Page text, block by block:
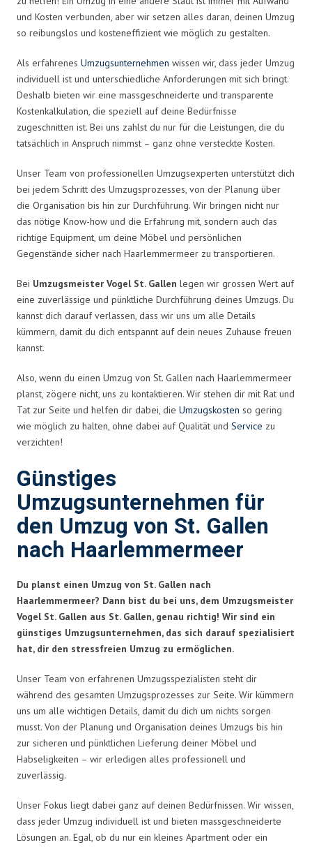
und Kosten verbunden, aber wir setzen alles daran, deinen Umzug
so reibungslos und kosteneffizient wie möglich zu gestalten.
Als erfahrenes Umzugsunternehmen wissen wir, dass jeder Umzug
individuell ist und unterschiedliche Anforderungen mit sich bringt.
Deshalb bieten wir eine massgeschneiderte und transparente
Kostenkalkulation, die speziell auf deine Bedürfnisse
zugeschnitten ist. Bei uns zahlst du nur für die Leistungen, die du
tatsächlich in Anspruch nimmst – ganz ohne versteckte Kosten.
Unser Team von professionellen Umzugsexperten unterstützt dich
bei jedem Schritt des Umzugsprozesses, von der Planung über
die Organisation bis hin zur Durchführung. Wir bringen nicht nur
das nötige Know-how und die Erfahrung mit, sondern auch das
richtige Equipment, um deine Möbel und persönlichen
Gegenstände sicher nach Haarlemmermeer zu transportieren.
Bei Umzugsmeister Vogel St. Gallen legen wir grossen Wert auf
eine zuverlässige und pünktliche Durchführung deines Umzugs. Du
kannst dich darauf verlassen, dass wir uns um alle Details
kümmern, damit du dich entspannt auf dein neues Zuhause freuen
kannst.
Also, wenn du einen Umzug von St. Gallen nach Haarlemmermeer
planst, zögere nicht, uns zu kontaktieren. Wir stehen dir mit Rat und
Tat zur Seite und helfen dir dabei, die Umzugskosten so gering
wie möglich zu halten, ohne dabei auf Qualität und Service zu
verzichten!
Günstiges
Umzugsunternehmen für
den Umzug von St. Gallen
nach Haarlemmermeer
Du planst einen Umzug von St. Gallen nach
Haarlemmermeer? Dann bist du bei uns, dem Umzugsmeister
Vogel St. Gallen aus St. Gallen, genau richtig! Wir sind ein
günstiges Umzugsunternehmen, das sich darauf spezialisiert
hat, dir den stressfreien Umzug zu ermöglichen.
Unser Team von erfahrenen Umzugsspezialisten steht dir
während des gesamten Umzugsprozesses zur Seite. Wir kümmern
uns um alle wichtigen Details, damit du dich um nichts sorgen
musst. Von der Planung und Organisation deines Umzugs bis hin
zur sicheren und pünktlichen Lieferung deiner Möbel und
Habseligkeiten – wir erledigen alles professionell und
zuverlässig.
Unser Fokus liegt dabei ganz auf deinen Bedürfnissen. Wir wissen,
dass jeder Umzug individuell ist und bieten massgeschneiderte
Lösungen an. Egal, ob du nur ein kleines Apartment oder ein